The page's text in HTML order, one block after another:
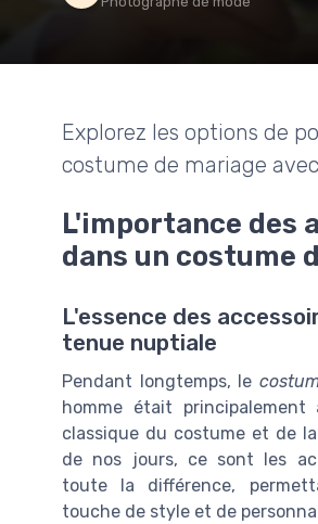
Explorez les options de
costume de mariage
L'importance des
dans un costume
L'essence des
tenue nuptiale
Pendant longtemps, le
homme était principalement
classique du costume et de
de nos jours, ce sont les
toute la différence,
touche de style et de